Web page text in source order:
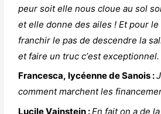
peur soit elle nous cloue au sol
et elle donne des ailes ! Et pour
franchir le pas de descendre la
et faire un truc c’est exceptionnel.
Francesca, lycéenne de Sanois :
comment marchent les
Lucile Vainstein :En fait on a de